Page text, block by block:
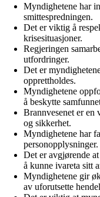
Myndighetene har
smittespredningen.
Det er viktig å
krisesituasjoner.
Regjeringen
utfordringer.
Det er
opprettholdes.
Myndighetene
å beskytte
Brannvesenet er en
og sikkerhet.
Myndighetene har
personopplysninger.
Det er avgjørende
å kunne ivareta sitt
Myndighetene gir
av uforutsette